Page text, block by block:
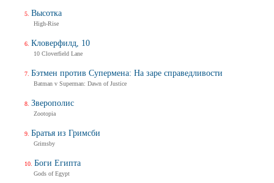
Балерина
Ballerina
Высотка
High-Rise
Кловерфилд, 10
10 Cloverfield Lane
Бэтмен против Супермена: На заре справедливости
Batman v Superman: Dawn of Justice
Зверополис
Zootopia
Братья из Гримсби
Grimsby
Боги Египта
Gods of Egypt